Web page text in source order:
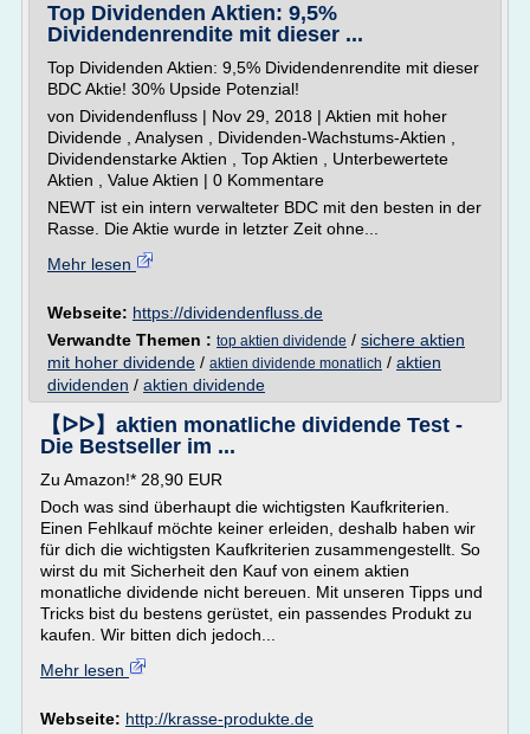
Top Dividenden Aktien: 9,5%
Dividendenrendite mit dieser ...
Top Dividenden Aktien: 9,5% Dividendenrendite mit dieser
BDC Aktie! 30% Upside Potenzial!
von Dividendenfluss | Nov 29, 2018 | Aktien mit hoher
Dividende , Analysen , Dividenden-Wachstums-Aktien ,
Dividendenstarke Aktien , Top Aktien , Unterbewertete
Aktien , Value Aktien | 0 Kommentare
NEWT ist ein intern verwalteter BDC mit den besten in der
Rasse. Die Aktie wurde in letzter Zeit ohne...
Mehr lesen
Webseite: https://dividendenfluss.de
Verwandte Themen : top aktien dividende / sichere aktien
mit hoher dividende / aktien dividende monatlich / aktien
dividenden / aktien dividende
【ᐅᐅ】aktien monatliche dividende Test -
Die Bestseller im ...
Zu Amazon!* 28,90 EUR
Doch was sind überhaupt die wichtigsten Kaufkriterien.
Einen Fehlkauf möchte keiner erleiden, deshalb haben wir
für dich die wichtigsten Kaufkriterien zusammengestellt. So
wirst du mit Sicherheit den Kauf von einem aktien
monatliche dividende nicht bereuen. Mit unseren Tipps und
Tricks bist du bestens gerüstet, ein passendes Produkt zu
kaufen. Wir bitten dich jedoch...
Mehr lesen
Webseite: http://krasse-produkte.de